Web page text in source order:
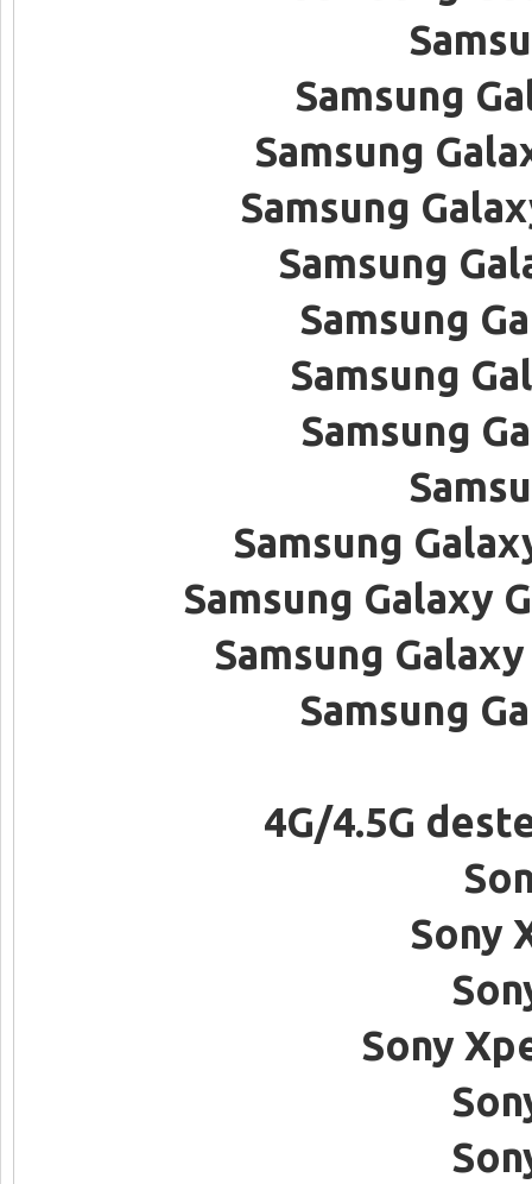
Samsung
Samsung
Samsung
Samsung
Samsung
Samsung
Samsung
Samsung
Samsung Galaxy
Samsung
Samsung
4G/4.5G
Sony
Sony